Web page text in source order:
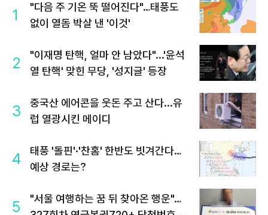
1
"다음 주 기온 뚝 떨어진다"…태풍도
없이 열돔 박살 낸 '이것'
2
"이재명 탄핵, 얼마 안 남았다"...'윤석
열 탄핵' 맞힌 무당, '성지글' 등장
3
중국산 에어콘을 웃돈 주고 산다...유
럽 열광시킨 메이디
4
태풍 '돌핀'·'찬홈' 한반도 빗겨간다…
예상 경로는?
5
"서울 여행하는 꿈 뒤 찾아온 행운"…